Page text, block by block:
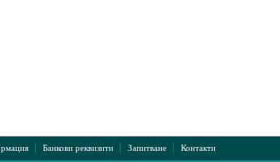
Банкови реквизити Запитване Контакти